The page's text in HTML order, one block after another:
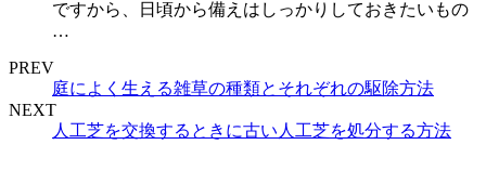
ですから、日頃から備えはしっかりしておきたいもの
…
PREV
庭によく生える雑草の種類とそれぞれの駆除方法
NEXT
人工芝を交換するときに古い人工芝を処分する方法